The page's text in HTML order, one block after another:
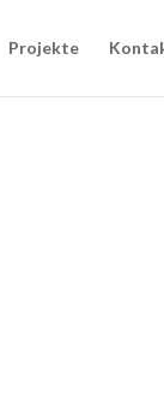
Projekte